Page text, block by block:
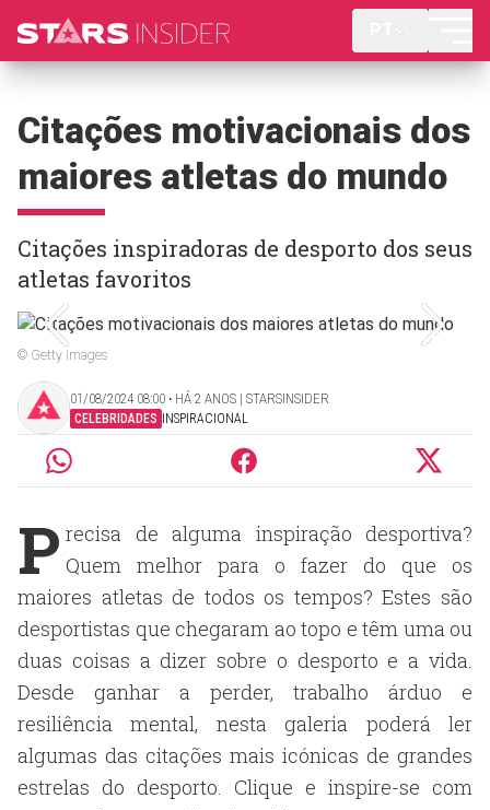
Citações motivacionais dos
maiores atletas do mundo
Citações inspiradoras de desporto dos seus
atletas favoritos
© Getty Images
01/08/2024 08:00 ‧ HÁ 2 ANOS | STARSINSIDER
CELEBRIDADES INSPIRACIONAL
P recisa de alguma inspiração desportiva?
Quem melhor para o fazer do que os
maiores atletas de todos os tempos? Estes são
desportistas que chegaram ao topo e têm uma ou
duas coisas a dizer sobre o desporto e a vida.
Desde ganhar a perder, trabalho árduo e
resiliência mental, nesta galeria poderá ler
algumas das citações mais icónicas de grandes
estrelas do desporto. Clique e inspire-se com